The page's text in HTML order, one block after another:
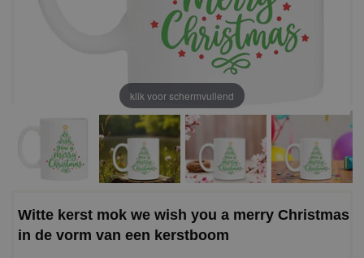
klik voor schermvullend
Witte kerst mok we wish you a merry Christmas
in de vorm van een kerstboom